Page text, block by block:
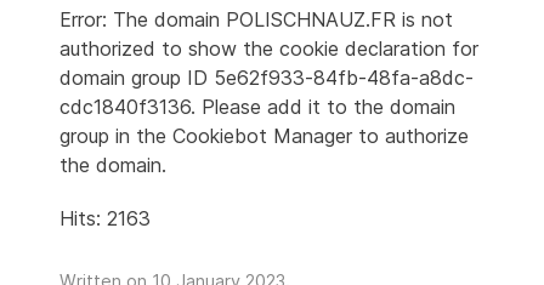
Error: The domain POLISCHNAUZ.FR is not
authorized to show the cookie declaration for
domain group ID 5e62f933-84fb-48fa-a8dc-
cdc1840f3136. Please add it to the domain
group in the Cookiebot Manager to authorize
the domain.
Hits: 2163
Written on 10 January 2023.